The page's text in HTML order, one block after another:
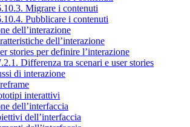
Migrare i contenuti
Pubblicare i contenuti
dell’interazione
dell’interazione
stories per definire l’interazione
Differenza tra scenari e user stories
di interazione
interattivi
dell’interfaccia
dell’interfaccia